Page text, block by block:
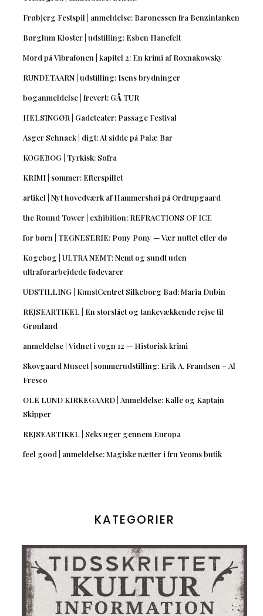
Frøbjerg Festspil | anmeldelse: Baronessen fra Benzintanken
Børglum Kloster | udstilling: Esben Hanefelt
Mord på Vibrafonen | kapitel 2: En krimi af Roxnakowsky
RUNDETAARN | udstilling: Isens brydninger
boganmeldelse | frevert: GÅ TUR
HELSINGØR | Gadeteater: Passage Festival
Asger Schnack | digt: At sidde på Palæ Bar
KOGEBOG | Tyrkisk: Sofra
KRIMI | sommer: Efterspillet
artikel | Nyt hovedværk af Hammershøi på Ordrupgaard
the Round Tower | exhibition: REFRACTIONS OF ICE
for børn | TEGNESERIE: Pony Pony — Vær nuttet eller dø
Kogebog | ULTRA NEMT: Nemt og sundt uden
ultraforarbejdede fødevarer
UDSTILLING | KunstCentret Silkeborg Bad: Maria Dubin
REJSEARTIKEL | En storslået og tankevækkende rejse til
Grønland
anmeldelse | Vidnet i vogn 12 — Historisk krimi
Skovgaard Museet | sommerudstilling: Erik A. Frandsen – Al
Fresco
OLE LUND KIRKEGAARD | Anmeldelse: Kalle og Kaptajn
Skipper
REJSEARTIKEL | Seks uger gennem Europa
feel good | anmeldelse: Magiske nætter i fru Yeoms butik
KATEGORIER